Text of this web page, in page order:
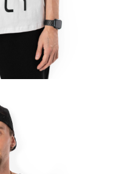
/ ИЗДЕЛИЯ
50(XL)